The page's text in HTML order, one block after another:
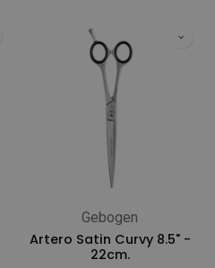
Gebogen
Artero Satin Curvy 8.5" -
22cm.